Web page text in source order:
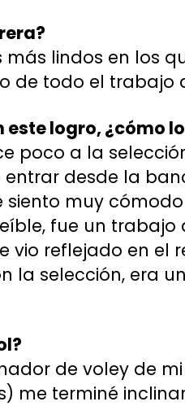
más lindos en los
de todo el trabajo
este logro, ¿cómo
poco a la
desde la
muy
fue un
vio reflejado en el
la selección, era
de voley de
me terminé